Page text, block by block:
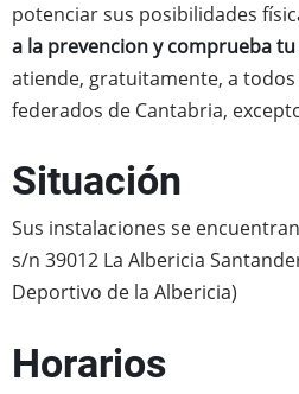
potenciar sus posibilidades
a la prevencion y comprueba
atiende, gratuitamente, a
federados de Cantabria,
Situación
Sus instalaciones se
s/n 39012 La Albericia
Deportivo de la Albericia)
Horarios